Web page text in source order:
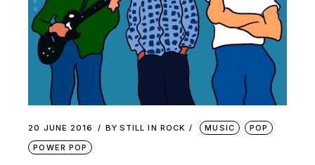
20 JUNE 2016 BY STILL IN ROCK MUSIC
POP
POWER POP